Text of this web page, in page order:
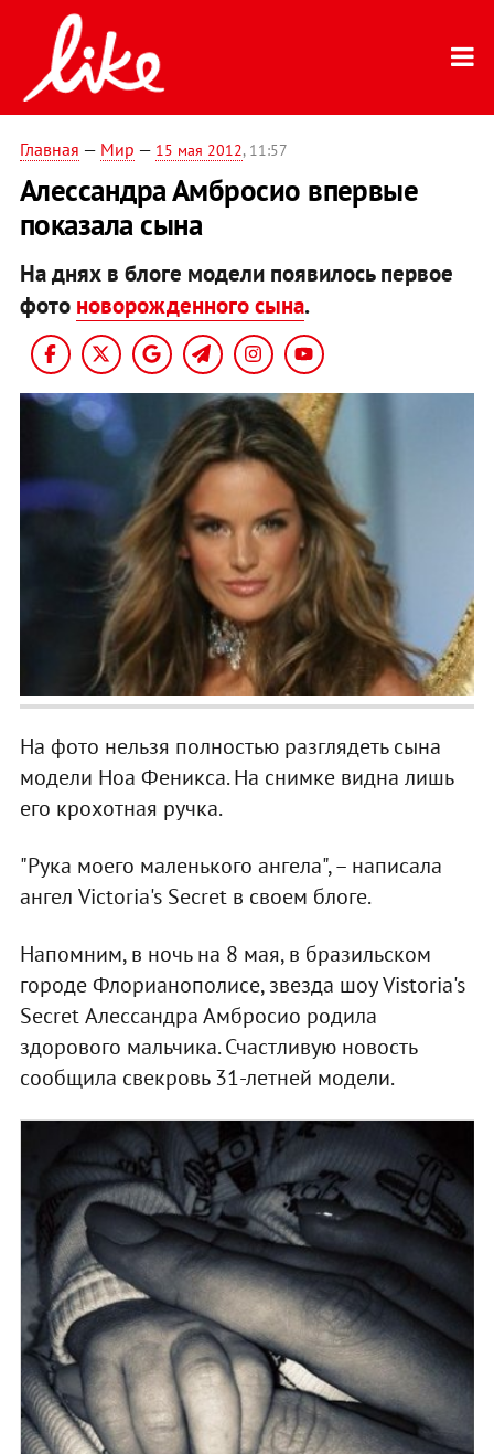
Главная — Мир — 15 мая 2012, 11:57
Алессандра Амбросио впервые
показала сына
На днях в блоге модели появилось первое
фото новорожденного сына.
На фото нельзя полностью разглядеть сына
модели Ноа Феникса. На снимке видна лишь
его крохотная ручка.
"Рука моего маленького ангела", – написала
ангел Victoria's Secret в своем блоге.
Напомним, в ночь на 8 мая, в бразильском
городе Флорианополисе, звезда шоу Vistoria's
Secret Алессандра Амбросио родила
здорового мальчика. Счастливую новость
сообщила свекровь 31-летней модели.